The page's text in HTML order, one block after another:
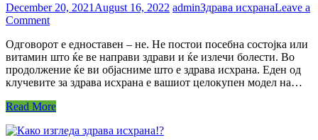
December 20, 2021 August 16, 2022 adminЗдрава исхранаLeave a
Commenton
е
здрава
исхрана
–
вклучува
диета
Одговорот е едноставен – не. Не постои посебна состојка или
витамин што ќе ве направи здрави и ќе излечи болести. Во
продолжение ќе ви објасниме што е здрава исхрана. Еден од
клучевите за здрава исхрана е вашиот целокупен модел на…
Read More